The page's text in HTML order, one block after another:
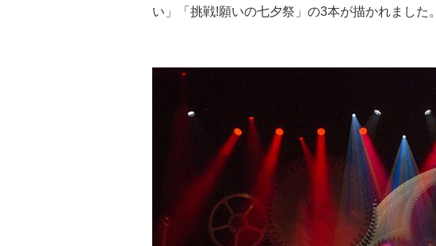
い」「挑戦!願いの七夕祭」の3本が描かれました。